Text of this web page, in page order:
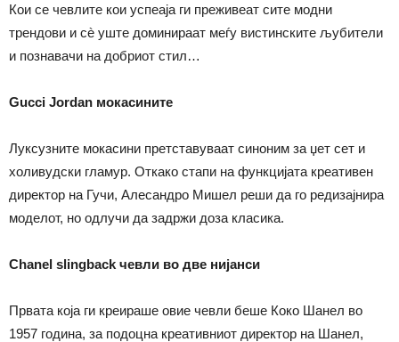
Кои се чевлите кои успеаја ги преживеат сите модни
трендови и сè уште доминираат меѓу вистинските љубители
и познавачи на добриот стил…
Gucci Jordan мокасините
Луксузните мокасини претставуваат синоним за џет сет и
холивудски гламур. Откако стапи на функцијата креативен
директор на Гучи, Алесандро Мишел реши да го редизајнира
моделот, но одлучи да задржи доза класика.
Chanel slingback чевли во две нијанси
Првата која ги креираше овие чевли беше Коко Шанел во
1957 година, за подоцна креативниот директор на Шанел,